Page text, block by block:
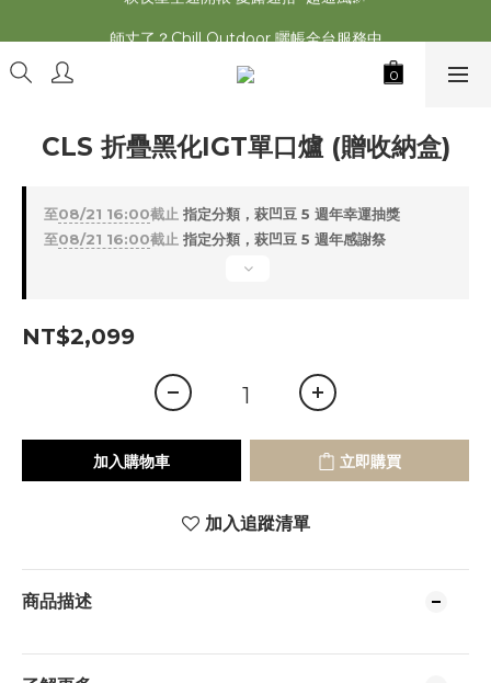
師丈了？Chill Outdoor 曬帳全台服務中
2026最新 萩遊之魂五單位2.0 發表⚡️
CLS 折疊黑化IGT單口爐 (贈收納盒)
至08/21 16:00截止 指定分類，萩凹豆 5 週年幸運抽獎
至08/21 16:00截止 指定分類，萩凹豆 5 週年感謝祭
NT$2,099
加入購物車 立即購買
加入追蹤清單
商品描述